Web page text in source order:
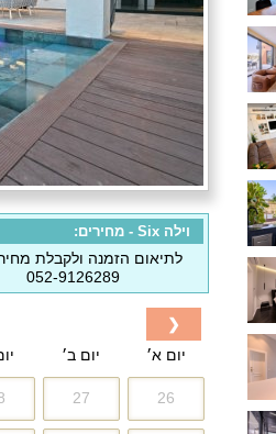
וילה Six - מחירים:
לתיאום הזמנה ולקבלת מחיר
052-9126289
יום א׳ יום ב׳
26
27
❮